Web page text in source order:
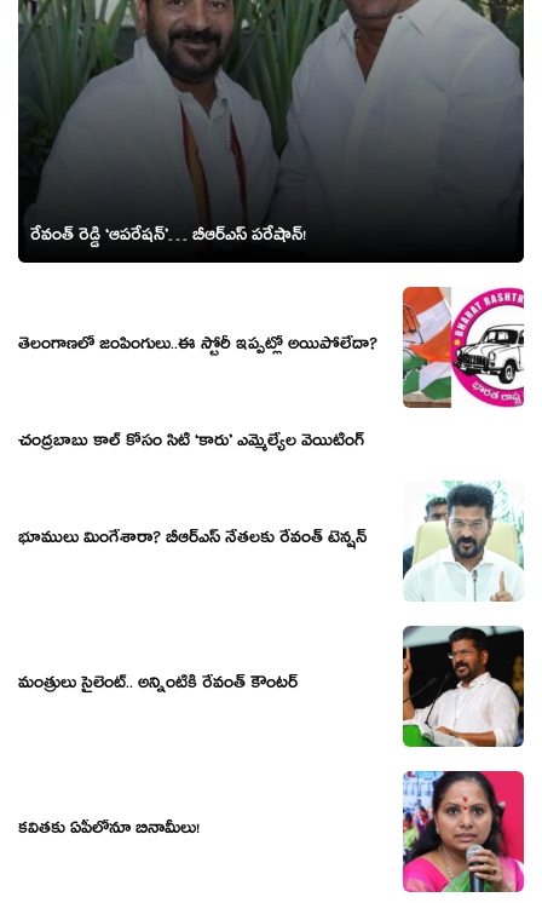
రేవంత్ రెడ్డి ‘ఆప‌రేష‌న్‌’… బీఆర్ఎస్ ప‌రేషాన్‌!
తెలంగాణ‌లో జంపింగులు..ఈ స్టోరీ ఇప్ప‌ట్లో అయిపోలేదా?
చంద్రబాబు కాల్ కోసం సిటీ ‘కారు’ ఎమ్మెల్యేల వెయిటింగ్
భూములు మింగేశారా? బీఆర్ఎస్ నేత‌ల‌కు రేవంత్ టెన్ష‌న్‌
మంత్రులు సైలెంట్‌.. అన్నింటికీ రేవంత్ కౌంట‌ర్‌
క‌వితకు ఏపీలోనూ బినామీలు!